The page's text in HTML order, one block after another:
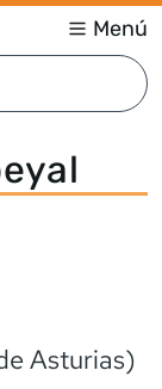
Menú
Asturias)